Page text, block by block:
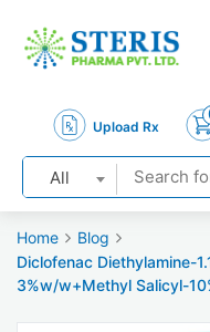
Upload Rx
All
Home
Blog
Diclofenac Diethylamine-
3%w/w+Methyl Salicyl-